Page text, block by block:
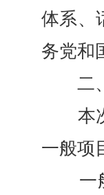
体系、
务党和
二、
本次
一般项
一般